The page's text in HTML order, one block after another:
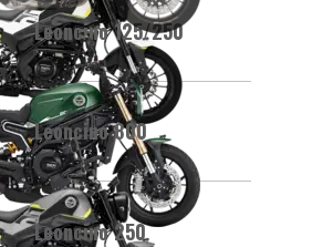
Leoncino 125/250
Leoncino 800
Leoncino 250